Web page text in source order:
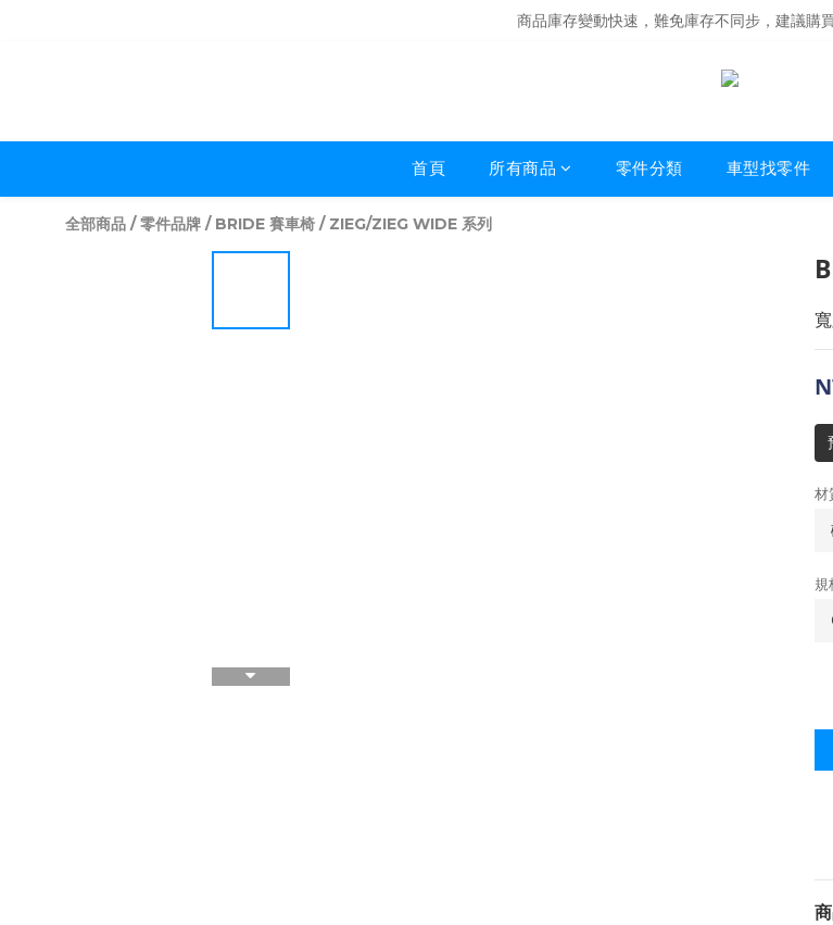
商品庫存變動快速，難免庫存不同步，建議購
商品庫存變動快速，難免庫存不同步，建議購
首頁 所有商品 零件分類 車型找零件
全部商品 /零件品牌 / BRIDE 賽車椅 / ZIEG/ZIEG WIDE 系列
材
規